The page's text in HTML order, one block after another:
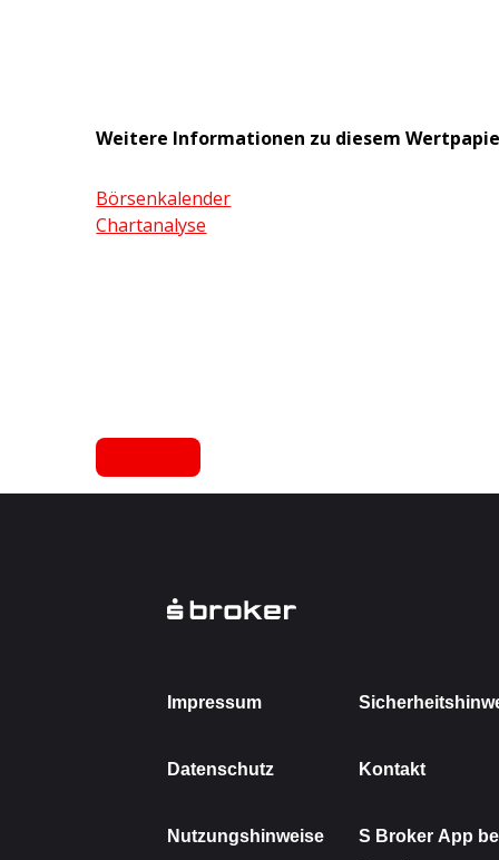
Weitere Informationen zu diesem
Börsenkalender
Chartanalyse